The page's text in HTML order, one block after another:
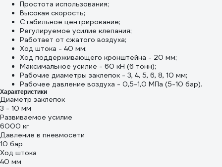
Простота использования;
Высокая скорость;
Стабильное центрирование;
Регулируемое усилие клепания;
Работает от сжатого воздуха;
Ход штока - 40 мм;
Ход поддерживающего кронштейна - 20 мм;
Максимальное усилие - 60 кН (6 тонн);
Рабочие диаметры заклепок - 3, 4, 5, 6, 8, 10 мм;
Рабочее давление воздуха - 0,5-1,0 МПа (5-10 бар).
Характеристики
Диаметр заклепок
3 - 10 мм
Развиваемое усилие
6000 кг
Давление в пневмосети
10 бар
Ход штока
40 мм